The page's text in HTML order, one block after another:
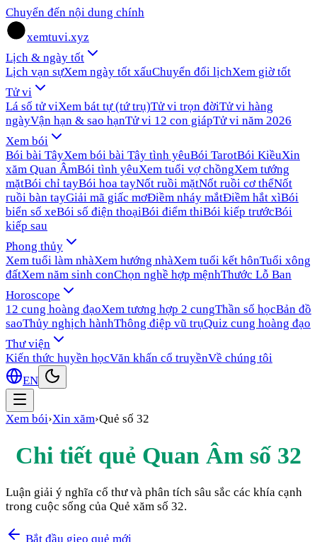
Chuyển đến nội dung chính
xemtuvi.xyz
Lịch & ngày tốt
Lịch vạn sựXem ngày tốt xấuChuyển đổi lịchXem giờ tốt
Tử vi
Lá số tử viXem bát tự (tứ trụ)Tử vi trọn đờiTử vi hàng
ngàyVận hạn & sao hạnTử vi 12 con giápTử vi năm 2026
Xem bói
Bói bài TâyXem bói bài Tây tình yêuBói TarotBói KiềuXin
xăm Quan ÂmBói tình yêuXem tuổi vợ chồngXem tướng
mặtBói chỉ tayBói hoa tayNốt ruồi mặtNốt ruồi cơ thểNốt
ruồi bàn tayGiải mã giấc mơĐiềm nháy mắtĐiềm hắt xìBói
biển số xeBói số điện thoạiBói điểm thiBói kiếp trướcBói
kiếp sau
Phong thủy
Xem tuổi làm nhàXem hướng nhàXem tuổi kết hônTuổi xông
đấtXem năm sinh conChọn nghề hợp mệnhThước Lỗ Ban
Horoscope
12 cung hoàng đạoXem tương hợp 2 cungThần số họcBản đồ
saoThủy nghịch hànhThông điệp vũ trụQuiz cung hoàng đạo
Thư viện
Kiến thức huyền họcVăn khấn cổ truyềnVề chúng tôi
EN
Xem bói›Xin xăm›Quẻ số 32
Chi tiết quẻ Quan Âm số 32
Luận giải ý nghĩa cổ thư và phân tích sâu sắc các khía cạnh
trong cuộc sống của Quẻ xăm số 32.
Bắt đầu gieo quẻ mới